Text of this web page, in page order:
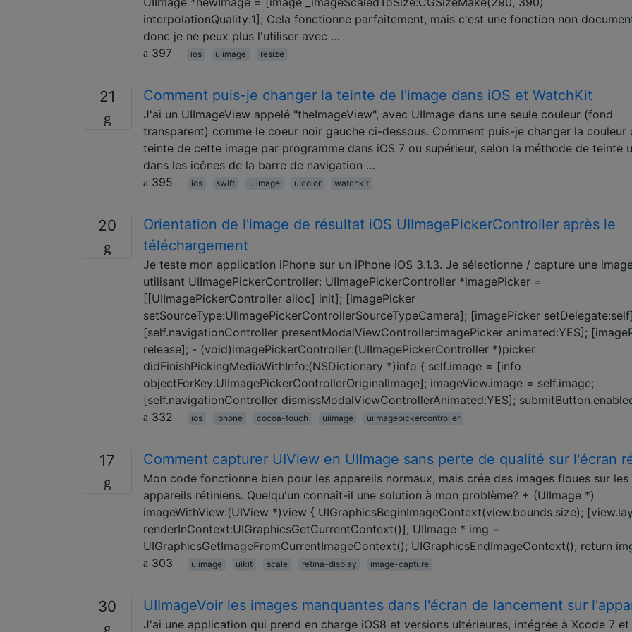
interpolationQuality:1]; Cela fonctionne parfaitement, mais c'est une fonction non
donc je ne peux plus l'utiliser avec …
397
ios uiimage resize
21 Comment puis-je changer la teinte de l'image dans iOS et WatchKit
J'ai un UIImageView appelé "theImageView", avec UIImage dans une seule couleur (fond
transparent) comme le coeur noir gauche ci-dessous. Comment puis-je changer la couleur
teinte de cette image par programme dans iOS 7 ou supérieur, selon la méthode de teinte
dans les icônes de la barre de navigation …
395
ios swift uiimage uicolor watchkit
20
Orientation de l'image de résultat iOS UIImagePickerController après le
téléchargement
Je teste mon application iPhone sur un iPhone iOS 3.1.3. Je sélectionne / capture une
utilisant UIImagePickerController: UIImagePickerController *imagePicker =
[[UIImagePickerController alloc] init]; [imagePicker
setSourceType:UIImagePickerControllerSourceTypeCamera]; [imagePicker
[self.navigationController presentModalViewController:imagePicker animated:YES];
release]; - (void)imagePickerController:(UIImagePickerController *)picker
didFinishPickingMediaWithInfo:(NSDictionary *)info { self.image = [info
objectForKey:UIImagePickerControllerOriginalImage]; imageView.image = self.image;
[self.navigationController dismissModalViewControllerAnimated:YES];
332
ios iphone cocoa-touch uiimage uiimagepickercontroller
17 Comment capturer UIView en UIImage sans perte de qualité sur l'écran
Mon code fonctionne bien pour les appareils normaux, mais crée des images floues sur les
appareils rétiniens. Quelqu'un connaît-il une solution à mon problème? + (UIImage *)
imageWithView:(UIView *)view { UIGraphicsBeginImageContext(view.bounds.size);
renderInContext:UIGraphicsGetCurrentContext()]; UIImage * img =
UIGraphicsGetImageFromCurrentImageContext(); UIGraphicsEndImageContext(); return
303
uiimage uikit scale retina-display image-capture
30 UIImageVoir les images manquantes dans l'écran de lancement sur
J'ai une application qui prend en charge iOS8 et versions ultérieures, intégrée à Xcode 7 et